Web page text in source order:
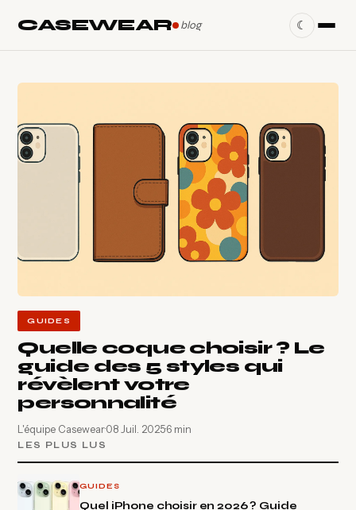
CASEWEAR blog ☾
GUIDES
Quelle coque choisir ? Le
guide des 5 styles qui
révèlent votre
personnalité
L'équipe Casewear·08 Juil. 2025·6 min
LES PLUS LUS
GUIDES
Quel iPhone choisir en 2026 ? Guide